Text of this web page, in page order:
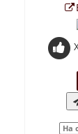
На